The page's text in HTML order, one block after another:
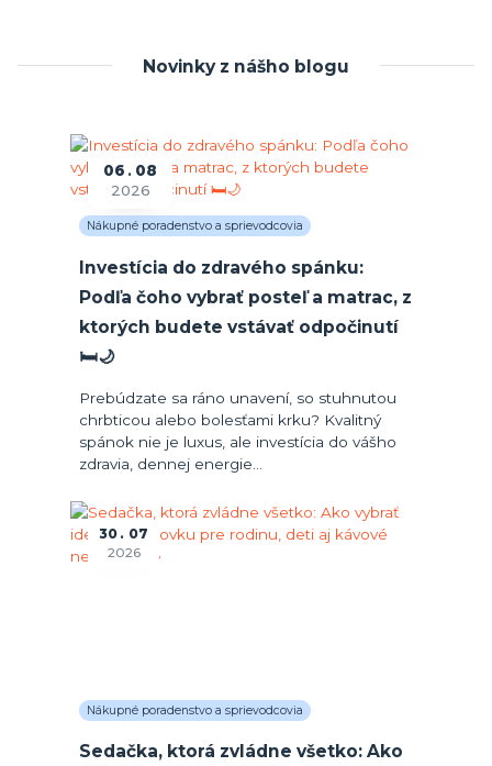
Novinky z nášho blogu
06
08
2026
Nákupné poradenstvo a sprievodcovia
Investícia do zdravého spánku:
Podľa čoho vybrať posteľ a matrac, z
ktorých budete vstávať odpočinutí
🛏️🌙
Prebúdzate sa ráno unavení, so stuhnutou
chrbticou alebo bolesťami krku? Kvalitný
spánok nie je luxus, ale investícia do vášho
zdravia, dennej energie...
30
07
2026
Nákupné poradenstvo a sprievodcovia
Sedačka, ktorá zvládne všetko: Ako